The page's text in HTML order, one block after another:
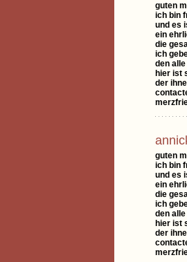
guten
ich bin
und es
ein
die
ich
den
hier ist
der
guten
ich bin
und es
ein
die
ich
den
hier ist
der